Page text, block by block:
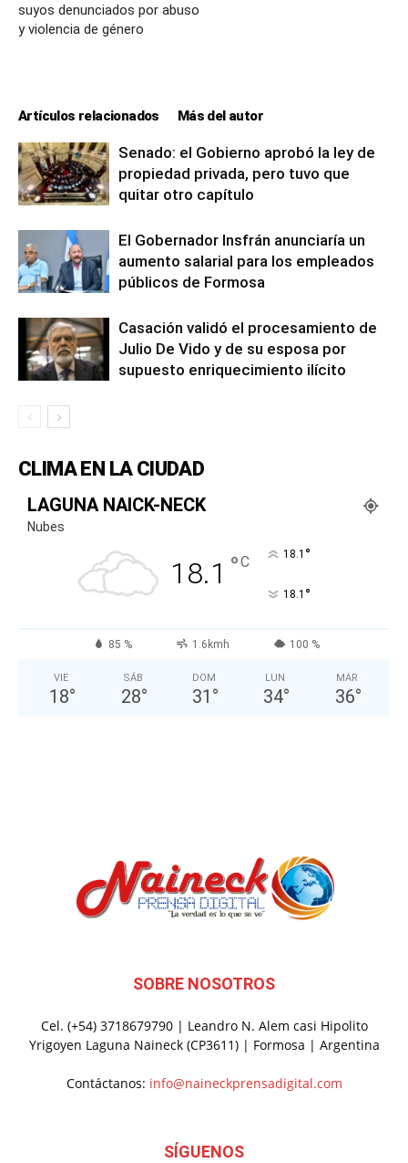
suyos denunciados por abuso
y violencia de género
Artículos relacionados Más del autor
Senado: el Gobierno aprobó la ley de
propiedad privada, pero tuvo que
quitar otro capítulo
El Gobernador Insfrán anunciaría un
aumento salarial para los empleados
públicos de Formosa
Casación validó el procesamiento de
Julio De Vido y de su esposa por
supuesto enriquecimiento ilícito
CLIMA EN LA CIUDAD
LAGUNA NAICK-NECK
Nubes
18.1 °C 18.1 °
18.1 °
85 % 1.6kmh 100 %
VIE
18°
SÁB
28°
DOM
31 °
LUN
34°
MAR
36°
SOBRE NOSOTROS
Cel. (+54) 3718679790 | Leandro N. Alem casi Hipolito
Yrigoyen Laguna Naineck (CP3611) | Formosa | Argentina
Contáctanos: info@naineckprensadigital.com
SÍGUENOS